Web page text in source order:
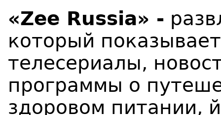
«Zee Russia» -
который
телесериалы,
программы о
здоровом питании,